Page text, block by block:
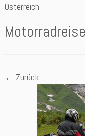
springen
Österreich
← Zurück